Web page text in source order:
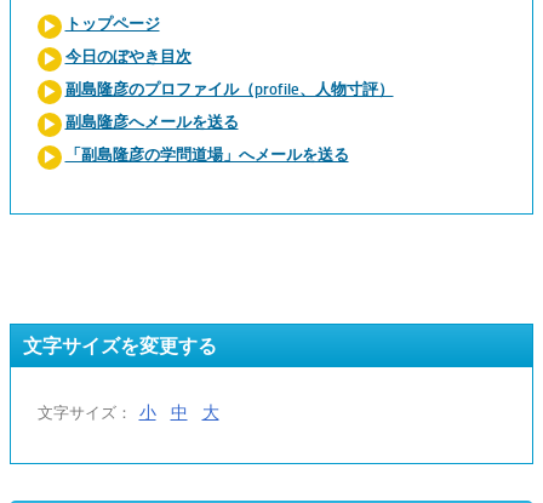
トップページ
今日のぼやき目次
副島隆彦のプロファイル（profile、人物寸評）
副島隆彦へメールを送る
「副島隆彦の学問道場」へメールを送る
文字サイズを変更する
文字サイズ： 小 中 大